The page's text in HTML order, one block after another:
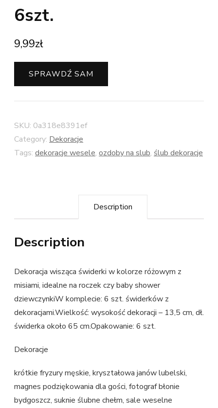
6szt.
9,99zł
SPRAWDŹ SAM
SKU: 0a318e8391ef
Category: Dekoracje
Tags: dekoracje wesele, ozdoby na slub, ślub dekoracje
Description
Description
Dekoracja wisząca świderki w kolorze różowym z
misiami, idealne na roczek czy baby shower
dziewczynkiW komplecie: 6 szt. świderków z
dekoracjami.Wielkość: wysokość dekoracji – 13,5 cm, dł.
świderka około 65 cm.Opakowanie: 6 szt.
Dekoracje
krótkie fryzury męskie, kryształowa janów lubelski,
magnes podziękowania dla gości, fotograf błonie
bydgoszcz, suknie ślubne chełm, sale weselne